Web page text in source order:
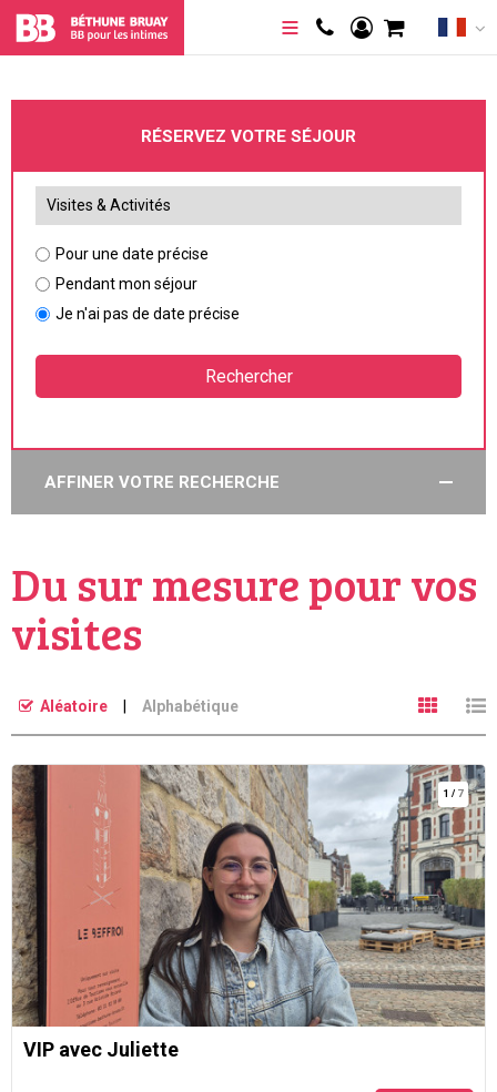
RÉSERVEZ VOTRE SÉJOUR
Pour une date précise
Pendant mon séjour
Je n'ai pas de date précise
AFFINER VOTRE RECHERCHE
Du sur mesure pour vos
visites
Aléatoire Alphabétique
1 / 7
VIP avec Juliette